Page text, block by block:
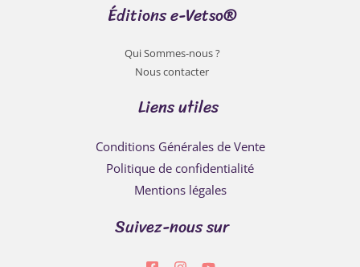
Éditions e-Vetso®
Qui Sommes-nous ?
Nous contacter
Liens utiles
Conditions Générales de Vente
Politique de confidentialité
Mentions légales
Suivez-nous sur